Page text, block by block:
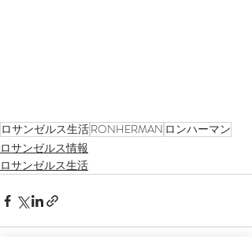
ロサンゼルス生活RONHERMAN ロンハーマン
ロサンゼルス情報
ロサンゼルス生活